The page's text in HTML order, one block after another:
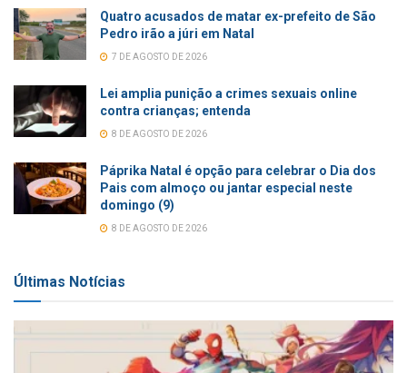
Quatro acusados de matar ex-prefeito de São
Pedro irão a júri em Natal
7 DE AGOSTO DE 2026
Lei amplia punição a crimes sexuais online
contra crianças; entenda
8 DE AGOSTO DE 2026
Páprika Natal é opção para celebrar o Dia dos
Pais com almoço ou jantar especial neste
domingo (9)
8 DE AGOSTO DE 2026
Últimas Notícias